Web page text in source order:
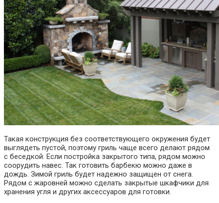
Такая конструкция без соответствующего окружения будет
выглядеть пустой, поэтому гриль чаще всего делают рядом
с беседкой. Если постройка закрытого типа, рядом можно
соорудить навес. Так готовить барбекю можно даже в
дождь. Зимой гриль будет надежно защищен от снега.
Рядом с жаровней можно сделать закрытые шкафчики для
хранения угля и других аксессуаров для готовки.